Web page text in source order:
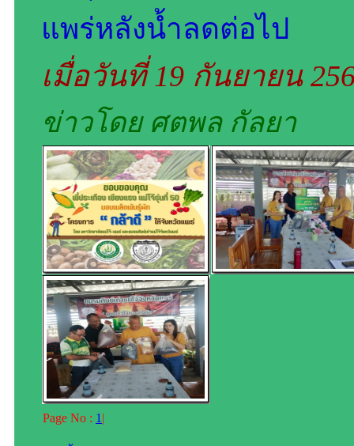
แพร่หลังน้ำลดต่อไป
เมื่อวันที่ 19 กันยายน
ข่าวโดย ศตพล กัลยา
Page No : 1 |